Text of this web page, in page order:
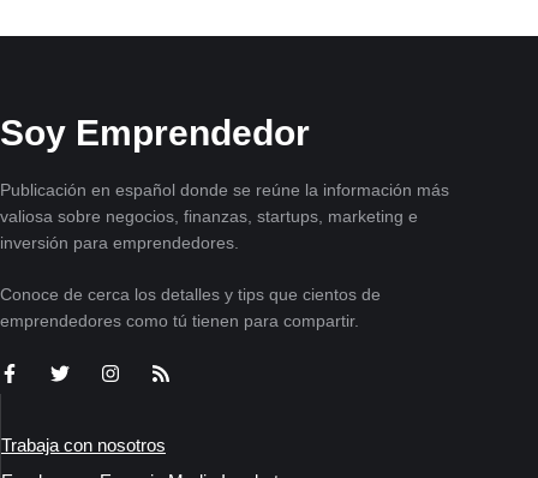
Soy Emprendedor
Publicación en español donde se reúne la información más
valiosa sobre negocios, finanzas, startups, marketing e
inversión para emprendedores.
Conoce de cerca los detalles y tips que cientos de
emprendedores como tú tienen para compartir.
Trabaja con nosotros